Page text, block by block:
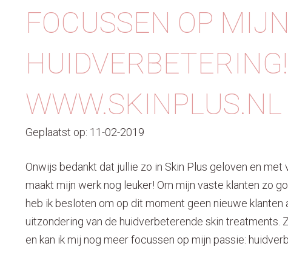
FOCUSSEN OP
HUIDVERBETERING!
WWW.SKINPLUS.NL
Geplaatst op: 11-02-2019
Onwijs bedankt dat jullie zo in Skin Plus geloven en
maakt mijn werk nog leuker! Om mijn vaste klanten zo
heb ik besloten om op dit moment geen nieuwe
uitzondering van de huidverbeterende skin treatments.
en kan ik mij nog meer focussen op mijn passie: